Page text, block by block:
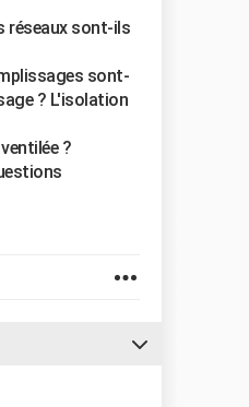
réseaux sont-ils
sont-
? L'isolation
?